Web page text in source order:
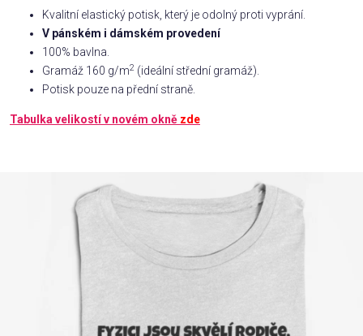
Povolání,
zájmy a
sport
Příležitosti
Kvalitní elastický potisk, který je odolný proti vyprání.
V pánském i dámském provedení
100% bavlna.
Gramáž 160 g/m2 (ideální střední gramáž).
Potisk pouze na přední straně.
Tabulka velikostí v novém okně zde